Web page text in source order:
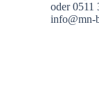
oder 0511
info@mn-